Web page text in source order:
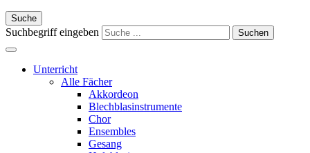
Suche
Suchbegriff eingeben Suchen
Unterricht
Alle Fächer
Akkordeon
Blechblasinstrumente
Chor
Ensembles
Gesang